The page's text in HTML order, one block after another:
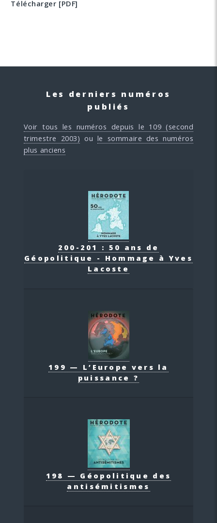
Télécharger [PDF]
Les derniers numéros
publiés
Voir tous les numéros depuis le 109 (second
trimestre 2003) ou le sommaire des numéros
plus anciens
200-201 : 50 ans de
Géopolitique - Hommage à Yves
Lacoste
199 — L’Europe vers la
puissance ?
198 — Géopolitique des
antisémitismes